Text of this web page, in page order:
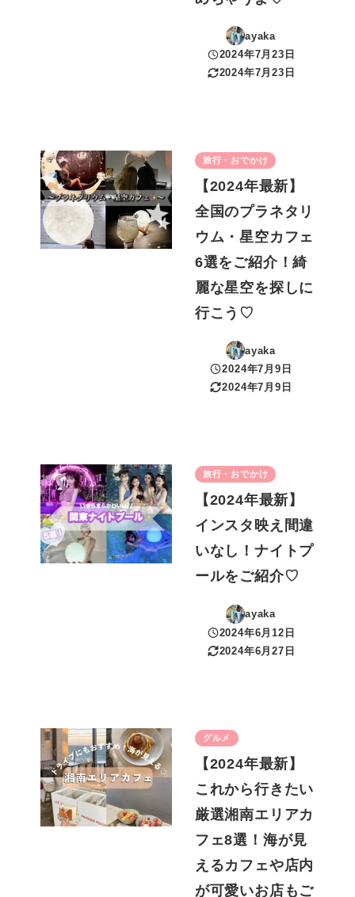
ayaka
投稿日
2024年7月23日
更新日
2024年7月23日
旅行・おでかけ
【2024年最新】
全国のプラネタリ
ウム・星空カフェ
6選をご紹介！綺
麗な星空を探しに
行こう♡
ayaka
投稿日
2024年7月9日
更新日
2024年7月9日
旅行・おでかけ
【2024年最新】
インスタ映え間違
いなし！ナイトプ
ールをご紹介♡
ayaka
投稿日
2024年6月12日
更新日
2024年6月27日
グルメ
【2024年最新】
これから行きたい
厳選湘南エリアカ
フェ8選！海が見
えるカフェや店内
が可愛いお店もご